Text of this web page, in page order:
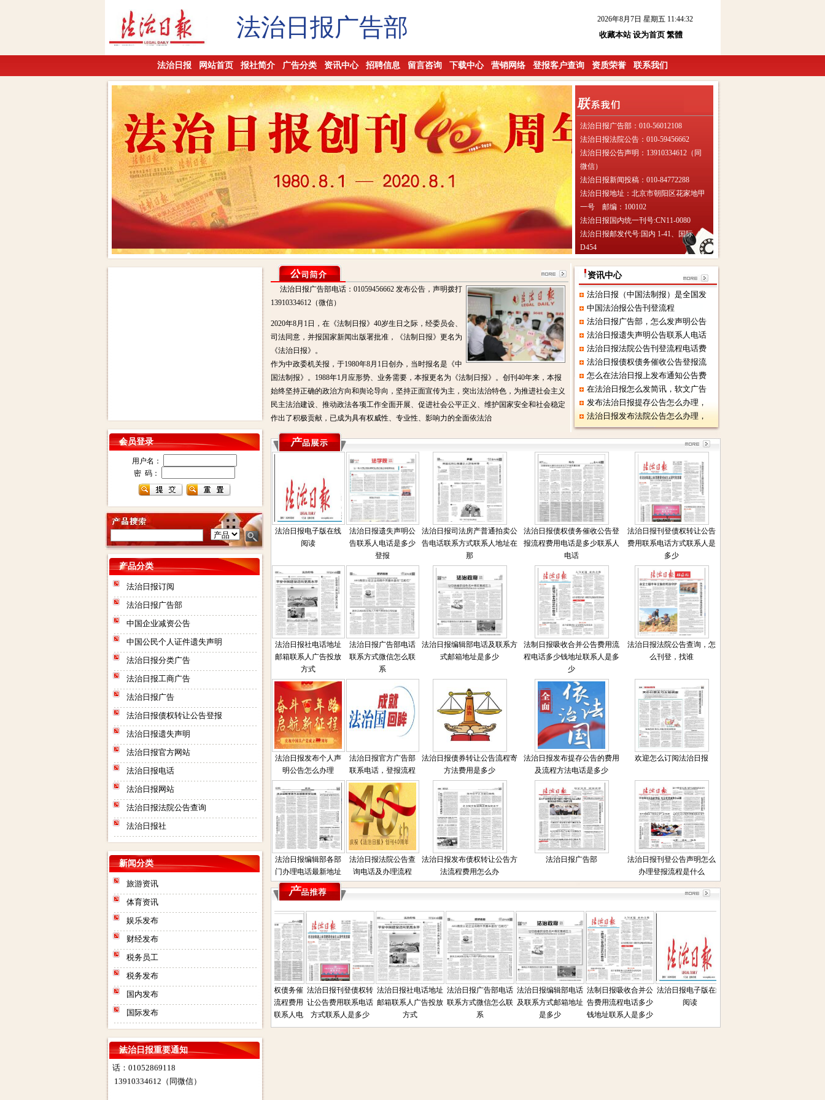
法治日报广告部 2026年8月7日 星期五 11:44:32
收藏本站 设为首页 繁體
法治日报 网站首页 报社简介 广告分类 资讯中心 招聘信息 留言咨询 下载中心 营销网络 登报客户查询 资质荣誉 联系我们
法治日报广告部：010-56012108
法治日报法院公告：010-59456662
法治日报公告声明：13910334612（同
微信）
法治日报新闻投稿：010-84772288
法治日报地址：北京市朝阳区花家地甲
一号 邮编：100102
法治日报国内统一刊号:CN11-0080
法治日报邮发代号:国内 1-41、国际
D454
会员登录
用户名：
密 码：
产品分类
法治日报订阅
法治日报广告部
中国企业减资公告
中国公民个人证件遗失声明
法治日报分类广告
法治日报工商广告
法治日报广告
法治日报债权转让公告登报
法治日报遗失声明
法治日报官方网站
法治日报电话
法治日报网站
法治日报法院公告查询
法治日报社
新闻分类
旅游资讯
体育资讯
娱乐发布
财经发布
税务员工
税务发布
国内发布
国际发布
法治日报重要通知
法治日报社：法治日报汇款账
号：对公汇款：户名：法报文化
传媒（北京）有限公司（法治日
报社） 账号：
0200003509000184902 开户行：
北京工商银行望京支行营业部 其
他付款方式请致电广告部咨询电
话：01052869118
13910334612（同微信）
法治日报广告部电话：01059456662 发布公告，声明拨打
13910334612（微信）
2020年8月1日，在《法制日报》40岁生日之际，经委员会、
司法同意，并报国家新闻出版署批准，《法制日报》更名为
《法治日报》。
作为中政委机关报，于1980年8月1日创办，当时报名是《中
国法制报》。1988年1月应形势、业务需要，本报更名为《法制日报》。创刊40年来，本报
始终坚持正确的政治方向和舆论导向，坚持正面宣传为主，突出法治特色，为推进社会主义
民主法治建设、推动政法各项工作全面开展、促进社会公平正义、维护国家安全和社会稳定
作出了积极贡献，已成为具有权威性、专业性、影响力的全面依法治
资讯中心
法治日报（中国法制报）是全国发
中国法治报公告刊登流程
法治日报广告部，怎么发声明公告
法治日报遗失声明公告联系人电话
法治日报法院公告刊登流程电话费
法治日报债权债务催收公告登报流
怎么在法治日报上发布通知公告费
在法治日报怎么发简讯，软文广告
发布法治日报提存公告怎么办理，
法治日报发布法院公告怎么办理，
法治日报电子版在线
阅读
法治日报遗失声明公
告联系人电话是多少
登报
法治日报司法房产普通拍卖公
告电话联系方式联系人地址在
那
法治日报债权债务催收公告登
报流程费用电话是多少联系人
电话
法治日报刊登债权转让公告
费用联系电话方式联系人是
多少
法治日报社电话地址
邮箱联系人广告投放
方式
法治日报广告部电话
联系方式微信怎么联
系
法治日报编辑部电话及联系方
式邮箱地址是多少
法制日报吸收合并公告费用流
程电话多少钱地址联系人是多
少
法治日报法院公告查询，怎
么刊登，找谁
法治日报发布个人声
明公告怎么办理
法治日报官方广告部
联系电话，登报流程
法治日报债券转让公告流程寄
方法费用是多少
法治日报发布提存公告的费用
及流程方法电话是多少
欢迎怎么订阅法治日报
法治日报编辑部各部
门办理电话最新地址
法治日报法院公告查
询电话及办理流程
法治日报发布债权转让公告方
法流程费用怎么办
法治日报广告部
法治日报刊登公告声明怎么
办理登报流程是什么
法治日报遗失声明公
告联系人电话是多少
登报
通拍卖公告电话联系
法治日报债权债务催
收公告登报流程费用
电话是多少联系人电
话
法治日报刊登债权转
让公告费用联系电话
方式联系人是多少
法治日报社电话地址
邮箱联系人广告投放
方式
法治日报广告部电话
联系方式微信怎么联
法治日报编辑部电话
及联系方式邮箱地址
是多少
法制日报吸收合并公
告费用流程电话多少
钱地址联系人是多少
法治日报电子版在线
阅读